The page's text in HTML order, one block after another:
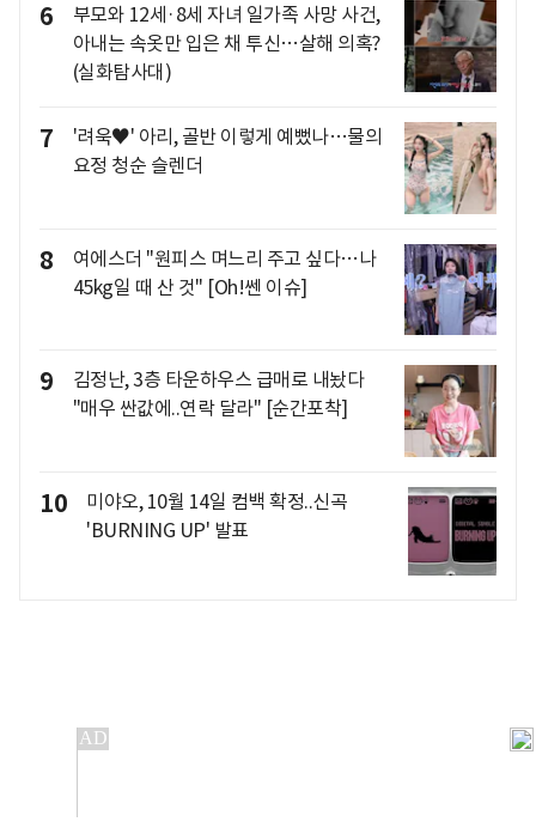
6
부모와 12세·8세 자녀 일가족 사망 사건,
아내는 속옷만 입은 채 투신…살해 의혹?
(실화탐사대)
7
'려욱♥' 아리, 골반 이렇게 예뻤나…물의
요정 청순 슬렌더
8
여에스더 "원피스 며느리 주고 싶다…나
45kg일 때 산 것" [Oh!쎈 이슈]
9
김정난, 3층 타운하우스 급매로 내놨다
"매우 싼값에..연락 달라" [순간포착]
10
미야오, 10월 14일 컴백 확정..신곡
'BURNING UP' 발표